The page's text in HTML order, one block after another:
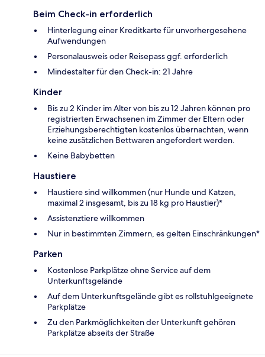
Beim Check-in erforderlich
Hinterlegung einer Kreditkarte für unvorhergesehene
Aufwendungen
Personalausweis oder Reisepass ggf. erforderlich
Mindestalter für den Check-in: 21 Jahre
Kinder
Bis zu 2 Kinder im Alter von bis zu 12 Jahren können pro
registrierten Erwachsenen im Zimmer der Eltern oder
Erziehungsberechtigten kostenlos übernachten, wenn
keine zusätzlichen Bettwaren angefordert werden.
Keine Babybetten
Haustiere
Haustiere sind willkommen (nur Hunde und Katzen,
maximal 2 insgesamt, bis zu 18 kg pro Haustier)*
Assistenztiere willkommen
Nur in bestimmten Zimmern, es gelten Einschränkungen*
Parken
Kostenlose Parkplätze ohne Service auf dem
Unterkunftsgelände
Auf dem Unterkunftsgelände gibt es rollstuhlgeeignete
Parkplätze
Zu den Parkmöglichkeiten der Unterkunft gehören
Parkplätze abseits der Straße